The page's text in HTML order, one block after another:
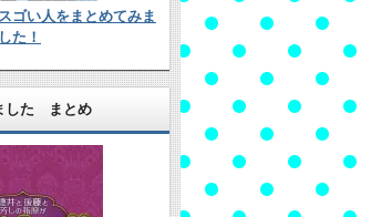
ゴい人をまとめてみま
した！
した まとめ